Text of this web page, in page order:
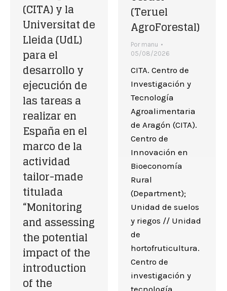
(CITA) y la
Universitat de
Lleida (UdL)
para el
desarrollo y
ejecución de
las tareas a
realizar en
España en el
marco de la
actividad
tailor-made
titulada
“Monitoring
and assessing
the potential
impact of the
introduction
of the
(Teruel
AgroForestal)
Por manu
05/08/2026
CITA. Centro de
Investigación y
Tecnología
Agroalimentaria
de Aragón (CITA).
Centro de
Innovación en
Bioeconomía
Rural
(Department);
Unidad de suelos
y riegos // Unidad
de
hortofruticultura.
Centro de
investigación y
tecnología